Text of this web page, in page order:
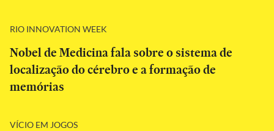
RIO INNOVATION WEEK
Nobel de Medicina fala sobre o sistema de
localização do cérebro e a formação de
memórias
VÍCIO EM JOGOS